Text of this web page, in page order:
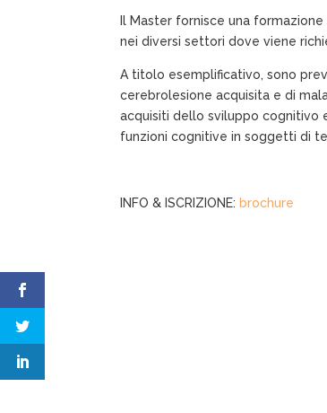
Il Master fornisce una
nei diversi settori dove viene
A titolo esemplificativo, sono
cerebrolesione acquisita e di
acquisiti dellosviluppo cognitivo
funzioni cognitive in soggetti di
INFO & ISCRIZIONE: brochure